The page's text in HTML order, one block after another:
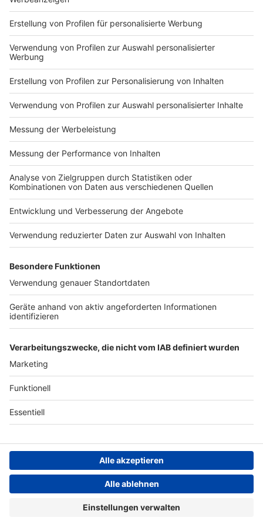
Markiere sie hierfür mit einem
Impressum
Nutzungsbedingungen
Jobs
Presse
Werben
Archiv
ANTENNE BAYERN GROUP
Stiftung ANTENNE BAYERN
hilft
Teilnahmebedingungen
Grounding Page ANTENNE
BAYERN
Kontakt
Studio-Hotline
Verkehrs-Hotline
Datenschutz­erklärung
einstellungen
Persönliche Datenkontrolle
Newsletter
ANTENNE BAYERN Live